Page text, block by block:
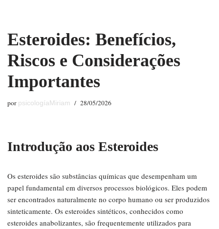
al
contenido
Esteroides: Benefícios,
Riscos e Considerações
Importantes
por psicologíaMiriam 28/05/2026
Introdução aos Esteroides
Os esteroides são substâncias químicas que desempenham um
papel fundamental em diversos processos biológicos. Eles podem
ser encontrados naturalmente no corpo humano ou ser produzidos
sinteticamente. Os esteroides sintéticos, conhecidos como
esteroides anabolizantes, são frequentemente utilizados para